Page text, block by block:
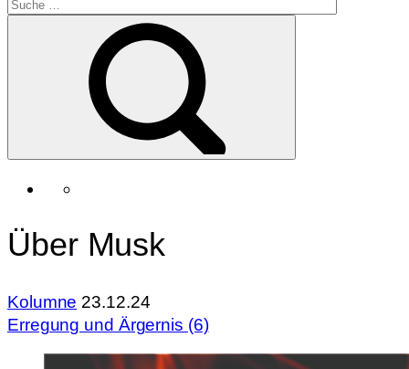
Über Musk
Kolumne 23.12.24
Erregung und Ärgernis (6)